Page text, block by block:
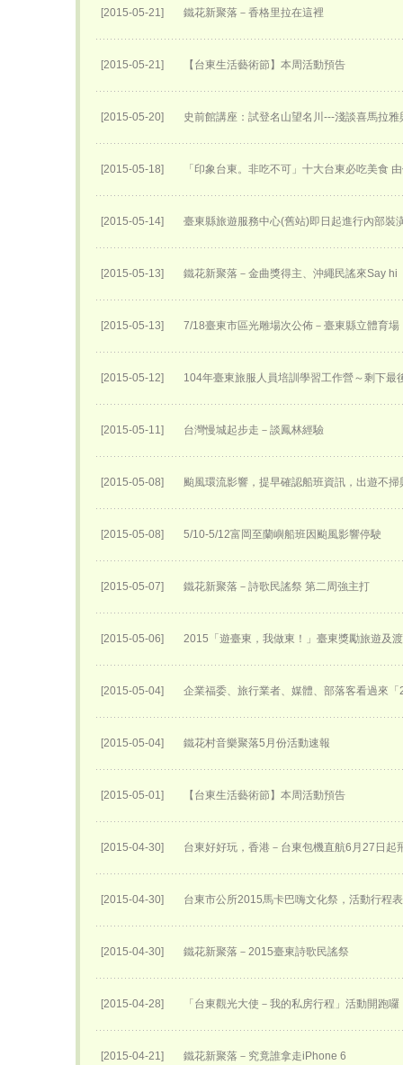
[2015-05-21] 鐵花新聚落－香格里拉在這裡
[2015-05-21] 【台東生活藝術節】本周活動預告
[2015-05-20] 史前館講座：試登名山望名川---淺談喜馬拉雅
[2015-05-18] 「印象台東。非吃不可」十大台東必吃美食
[2015-05-14] 臺東縣旅遊服務中心(舊站)即日起進行內部裝
[2015-05-13] 鐵花新聚落－金曲獎得主、沖繩民謠來Say hi
[2015-05-13] 7/18臺東市區光雕場次公佈－臺東縣立體育場
[2015-05-12] 104年臺東旅服人員培訓學習工作營～剩下最
[2015-05-11] 台灣慢城起步走－談鳳林經驗
[2015-05-08] 颱風環流影響，提早確認船班資訊，出遊不掃
[2015-05-08] 5/10-5/12富岡至蘭嶼船班因颱風影響停駛
[2015-05-07] 鐵花新聚落－詩歌民謠祭 第二周強主打
[2015-05-06] 2015「遊臺東，我做東！」臺東獎勵旅遊及
[2015-05-04] 企業福委、旅行業者、媒體、部落客看過來
[2015-05-04] 鐵花村音樂聚落5月份活動速報
[2015-05-01] 【台東生活藝術節】本周活動預告
[2015-04-30] 台東好好玩，香港－台東包機直航6月27日​起
[2015-04-30] 台東市公所2015馬卡巴嗨文化祭，活動行程
[2015-04-30] 鐵花新聚落－2015臺東詩歌民謠祭
[2015-04-28] 「台東觀光大使－我的私房行程」活動開跑囉
[2015-04-21] 鐵花新聚落－究竟誰拿走iPhone 6